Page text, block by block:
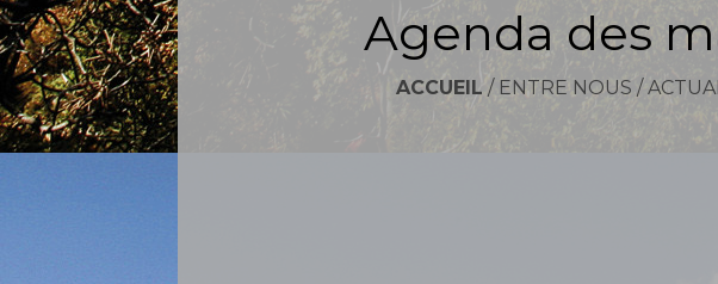
Agenda des
ACCUEIL / ENTRE NOUS /